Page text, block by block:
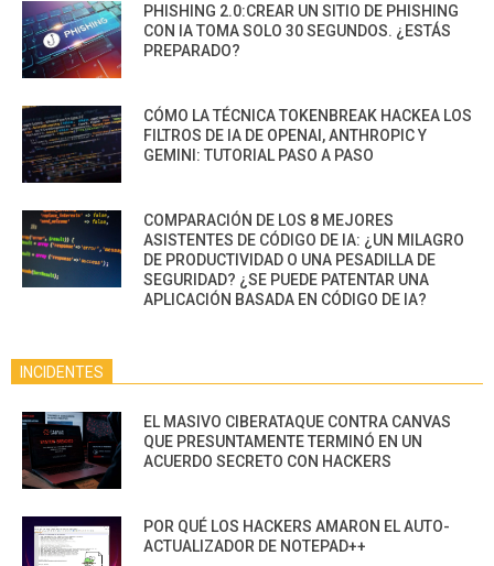
PHISHING 2.0:CREAR UN SITIO DE PHISHING
CON IA TOMA SOLO 30 SEGUNDOS. ¿ESTÁS
PREPARADO?
CÓMO LA TÉCNICA TOKENBREAK HACKEA LOS
FILTROS DE IA DE OPENAI, ANTHROPIC Y
GEMINI: TUTORIAL PASO A PASO
COMPARACIÓN DE LOS 8 MEJORES
ASISTENTES DE CÓDIGO DE IA: ¿UN MILAGRO
DE PRODUCTIVIDAD O UNA PESADILLA DE
SEGURIDAD? ¿SE PUEDE PATENTAR UNA
APLICACIÓN BASADA EN CÓDIGO DE IA?
INCIDENTES
EL MASIVO CIBERATAQUE CONTRA CANVAS
QUE PRESUNTAMENTE TERMINÓ EN UN
ACUERDO SECRETO CON HACKERS
POR QUÉ LOS HACKERS AMARON EL AUTO-
ACTUALIZADOR DE NOTEPAD++